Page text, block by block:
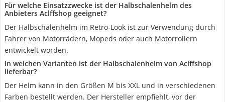
Für welche Einsatzzwecke ist der Halbschalenhelm des
Anbieters Aclffshop geeignet?
Der Halbschalenhelm im Retro-Look ist zur Verwendung durch
Fahrer von Motorrädern, Mopeds oder auch Motorrollern
entwickelt worden.
In welchen Varianten ist der Halbschalenhelm von Aclffshop
lieferbar?
Der Helm kann in den Größen M bis XXL und in verschiedenen
Farben bestellt werden. Der Hersteller empfiehlt, vor der